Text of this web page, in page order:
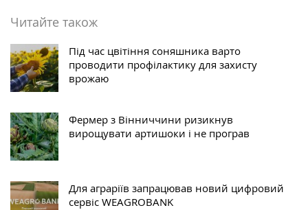
Читайте також
Під час цвітіння соняшника варто
проводити профілактику для захисту
врожаю
Фермер з Вінниччини ризикнув
вирощувати артишоки і не програв
Для аграріїв запрацював новий цифровий
сервіс WEAGROBANK